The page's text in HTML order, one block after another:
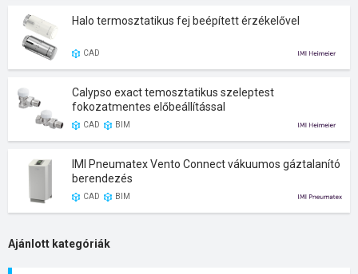
Halo termosztatikus fej beépített érzékelővel
CAD
Calypso exact temosztatikus szeleptest
fokozatmentes előbeállítással
CAD BIM
IMI Pneumatex Vento Connect vákuumos gáztalanító
berendezés
CAD BIM
Ajánlott kategóriák